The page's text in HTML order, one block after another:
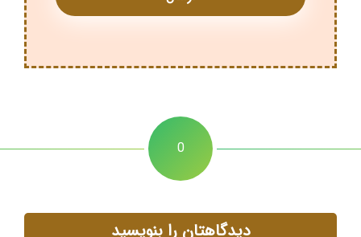
0
دیدگاهتان را بنویسید